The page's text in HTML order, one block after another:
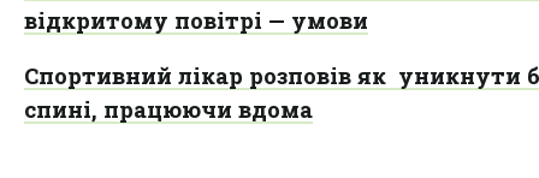
відкритому повітрі — умови
Спортивний лікар розповів як уникнути
спині, працюючи вдома